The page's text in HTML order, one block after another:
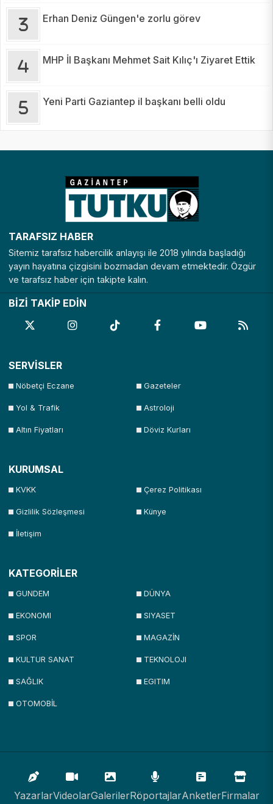
Erhan Deniz Güngen'e zorlu görev
MHP İl Başkanı Mehmet Sait Kılıç'ı Ziyaret Ettik
Yeni Parti Gaziantep il başkanı belli oldu
TARAFSIZ HABER
Sitemiz tarafsız habercilik anlayışı ile 2018 yılında başladığı
yayın hayatına çizgisini bozmadan devam etmektedir. Özgür
ve tarafsız haber için takipte kalın.
BİZİ TAKİP EDİN
SERVİSLER
Nöbetçi Eczane Gazeteler
Yol & Trafik Astroloji
Altın Fiyatları Döviz Kurları
KURUMSAL
KVKK Çerez Politikası
Gizlilik Sözleşmesi Künye
İletişim
KATEGORİLER
GUNDEM DÜNYA
EKONOMI SIYASET
SPOR MAGAZİN
KULTUR SANAT TEKNOLOJI
SAĞLIK EGITIM
OTOMOBİL
YazarlarVideolarGalerilerRöportajlarAnketlerFirmalar